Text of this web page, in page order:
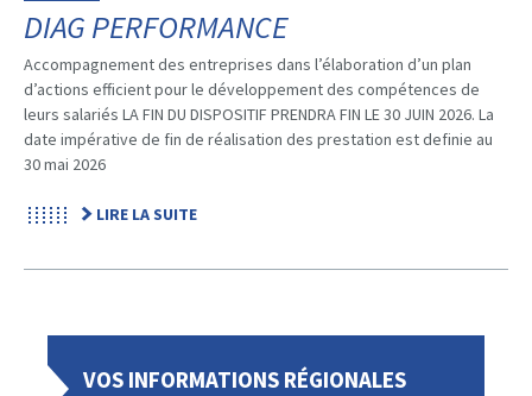
DIAG PERFORMANCE
Accompagnement des entreprises dans l’élaboration d’un plan
d’actions efficient pour le développement des compétences de
leurs salariés LA FIN DU DISPOSITIF PRENDRA FIN LE 30 JUIN 2026. La
date impérative de fin de réalisation des prestation est definie au
30 mai 2026
LIRE LA SUITE
VOS INFORMATIONS RÉGIONALES